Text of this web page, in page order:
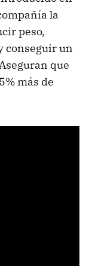
la
peso,
conseguir un
que
más de